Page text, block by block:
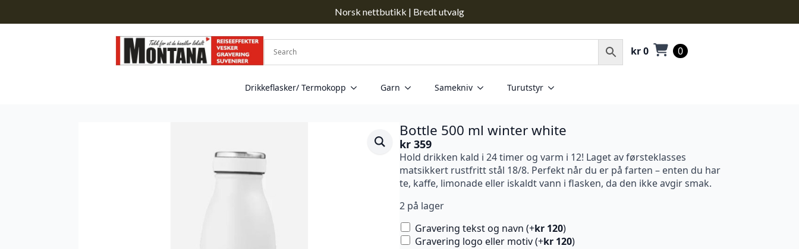
Norsk nettbutikk | Bredt utvalg
kr0 0
Drikkeflasker/ Termokopp Garn Samekniv Turutstyr
Bottle 500 ml winter white
kr 359
Hold drikken kald i 24 timer og varm i 12! Laget av førsteklasses
matsikkert rustfritt stål 18/8. Perfekt når du er på farten – enten du har
te, kaffe, limonade eller iskaldt vann i flasken, da den ikke avgir smak.
2 på lager
Gravering tekst og navn (+kr 120)
Gravering logo eller motiv (+kr 120)